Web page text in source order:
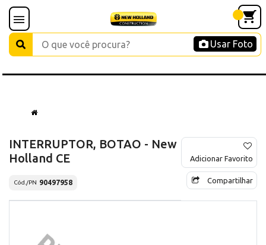
Usar Foto
INTERRUPTOR, BOTAO - New
Holland CE
Cód./PN 90497958
Adicionar Favorito
Compartilhar